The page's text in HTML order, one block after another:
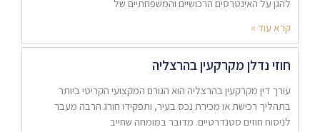
להגן על האינטרסים הרכושיים והמשפחתיים של
קרא עוד »
חוזי נדלן מקרקעין בהרצליה
עורך דין מקרקעין בהרצליה הוא הגורם המקצועי הקריטי ביותר
בתהליך רכישת או מכירת נכס בעיר, ותפקידו חורג הרבה מעבר
לניסוח חוזים סטנדרטיים. מדובר במומחה שחייב